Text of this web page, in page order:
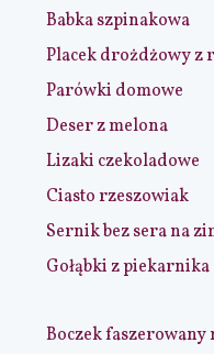
Babka szpinakowa
Placek drożdżowy z
Parówki domowe
Deser z melona
Lizaki czekoladowe
Ciasto rzeszowiak
Sernik bez sera na
Gołąbki z piekarnika
Boczek